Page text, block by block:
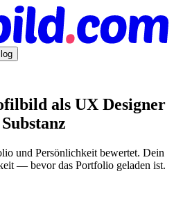
als UX Designer
und Persönlichkeit bewertet. Dein
— bevor das Portfolio geladen ist.